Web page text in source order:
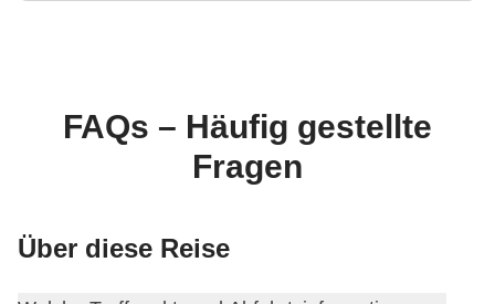
Erlebnisse vor Ort. Über WeRoad kannst du die
Reise buchen und in deinem persönlichen Bereich
verwalten, wie jede andere WeRoad-Reise auch.
FAQs – Häufig gestellte
Fragen
Über diese Reise